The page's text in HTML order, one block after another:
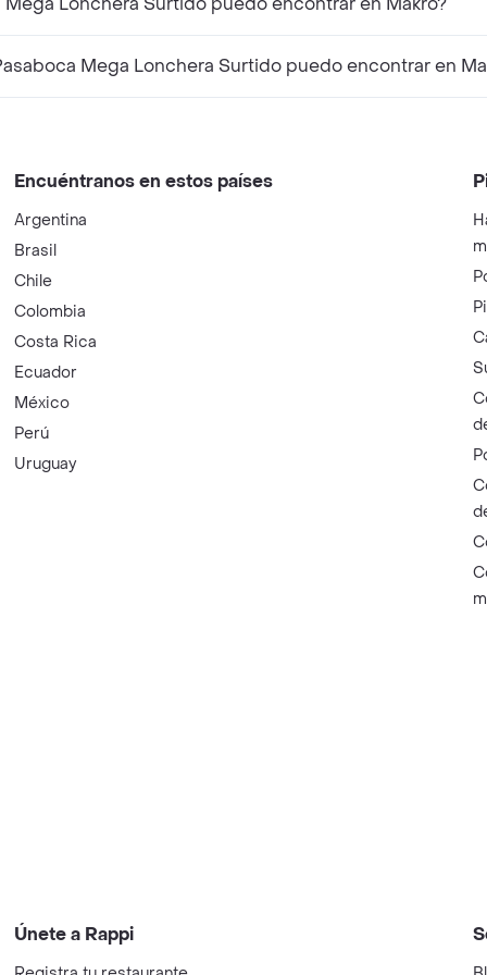
Mega Lonchera Surtido puedo encontrar en
Encuéntranos en estos países
Argentina
Brasil
Chile
Colombia
Costa Rica
Ecuador
México
Perú
Uruguay
Únete a Rappi